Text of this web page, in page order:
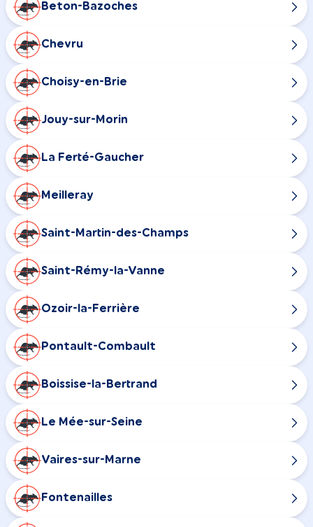
Beton-Bazoches
Chevru
Choisy-en-Brie
Jouy-sur-Morin
La Ferté-Gaucher
Meilleray
Saint-Martin-des-Champs
Saint-Rémy-la-Vanne
Ozoir-la-Ferrière
Pontault-Combault
Boissise-la-Bertrand
Le Mée-sur-Seine
Vaires-sur-Marne
Fontenailles